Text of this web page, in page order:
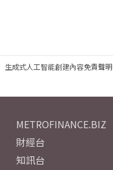
生成式人工智能創建內容免責聲明
METROFINANCE.BIZ
財經台
知訊台